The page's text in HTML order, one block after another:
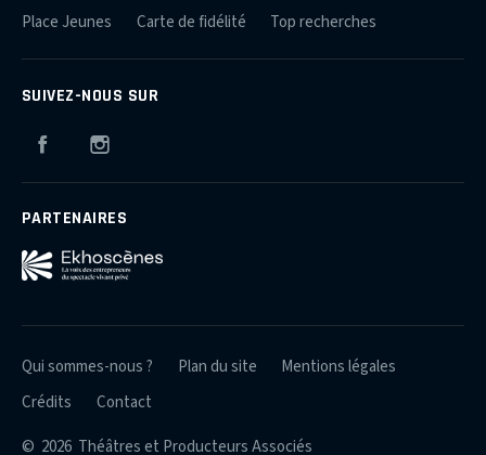
Place Jeunes
Carte de fidélité Top recherches
SUIVEZ-NOUS SUR
Facebook
PARTENAIRES
© 2026 Théâtres et Producteurs Associés
Qui sommes-nous ? Plan du site
Mentions légales
Crédits
Contact